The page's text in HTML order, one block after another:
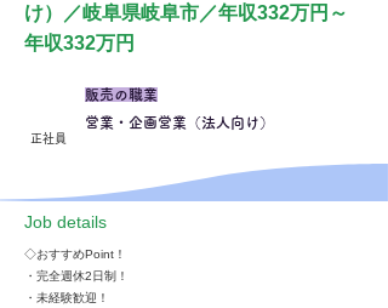
け）／岐阜県岐阜市／年収332万円～
年収332万円
正社員
販売の職業
営業・企画営業（法人向け）
​Job details
◇おすすめPoint！
・完全週休2日制！
・未経験歓迎！